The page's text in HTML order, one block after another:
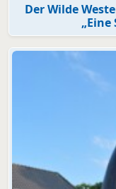
Der Wilde